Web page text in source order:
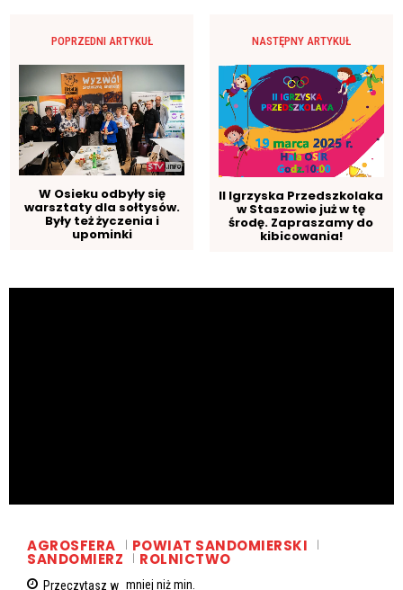
POPRZEDNI ARTYKUŁ
W Osieku odbyły się
warsztaty dla sołtysów.
Były też życzenia i
upominki
NASTĘPNY ARTYKUŁ
II Igrzyska Przedszkolaka
w Staszowie już w tę
środę. Zapraszamy do
kibicowania!